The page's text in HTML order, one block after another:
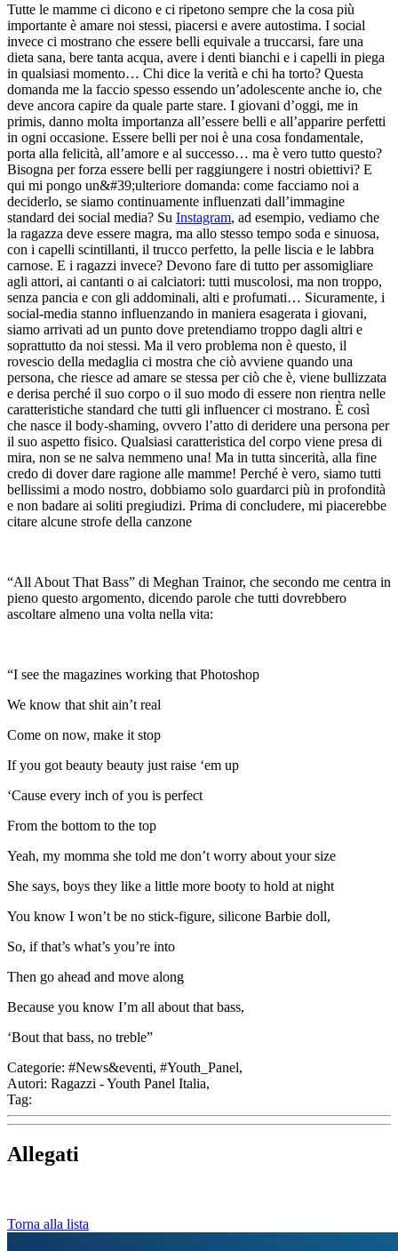
Tutte le mamme ci dicono e ci ripetono sempre che la cosa più
importante è amare noi stessi, piacersi e avere autostima. I social
invece ci mostrano che essere belli equivale a truccarsi, fare una
dieta sana, bere tanta acqua, avere i denti bianchi e i capelli in piega
in qualsiasi momento… Chi dice la verità e chi ha torto? Questa
domanda me la faccio spesso essendo un’adolescente anche io, che
deve ancora capire da quale parte stare. I giovani d’oggi, me in
primis, danno molta importanza all’essere belli e all’apparire perfetti
in ogni occasione. Essere belli per noi è una cosa fondamentale,
porta alla felicità, all’amore e al successo… ma è vero tutto questo?
Bisogna per forza essere belli per raggiungere i nostri obiettivi? E
qui mi pongo un&#39;ulteriore domanda: come facciamo noi a
deciderlo, se siamo continuamente influenzati dall’immagine
standard dei social media? Su Instagram, ad esempio, vediamo che
la ragazza deve essere magra, ma allo stesso tempo soda e sinuosa,
con i capelli scintillanti, il trucco perfetto, la pelle liscia e le labbra
carnose. E i ragazzi invece? Devono fare di tutto per assomigliare
agli attori, ai cantanti o ai calciatori: tutti muscolosi, ma non troppo,
senza pancia e con gli addominali, alti e profumati… Sicuramente, i
social-media stanno influenzando in maniera esagerata i giovani,
siamo arrivati ad un punto dove pretendiamo troppo dagli altri e
soprattutto da noi stessi. Ma il vero problema non è questo, il
rovescio della medaglia ci mostra che ciò avviene quando una
persona, che riesce ad amare se stessa per ciò che è, viene bullizzata
e derisa perché il suo corpo o il suo modo di essere non rientra nelle
caratteristiche standard che tutti gli influencer ci mostrano. È così
che nasce il body-shaming, ovvero l’atto di deridere una persona per
il suo aspetto fisico. Qualsiasi caratteristica del corpo viene presa di
mira, non se ne salva nemmeno una! Ma in tutta sincerità, alla fine
credo di dover dare ragione alle mamme! Perché è vero, siamo tutti
bellissimi a modo nostro, dobbiamo solo guardarci più in profondità
e non badare ai soliti pregiudizi. Prima di concludere, mi piacerebbe
citare alcune strofe della canzone
“All About That Bass” di Meghan Trainor, che secondo me centra in
pieno questo argomento, dicendo parole che tutti dovrebbero
ascoltare almeno una volta nella vita:
“I see the magazines working that Photoshop
We know that shit ain’t real
Come on now, make it stop
If you got beauty beauty just raise ‘em up
‘Cause every inch of you is perfect
From the bottom to the top
Yeah, my momma she told me don’t worry about your size
She says, boys they like a little more booty to hold at night
You know I won’t be no stick-figure, silicone Barbie doll,
So, if that’s what’s you’re into
Then go ahead and move along
Because you know I’m all about that bass,
‘Bout that bass, no treble”
Categorie: #News&eventi, #Youth_Panel,
Autori: Ragazzi - Youth Panel Italia,
Tag:
Allegati
Torna alla lista